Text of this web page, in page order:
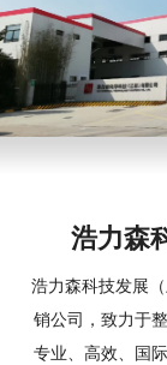
浩力森
浩力森科技发展
销公司，致力于
专业、高效、国